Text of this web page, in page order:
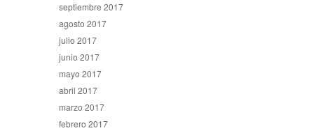
septiembre 2017
agosto 2017
julio 2017
junio 2017
mayo 2017
abril 2017
marzo 2017
febrero 2017